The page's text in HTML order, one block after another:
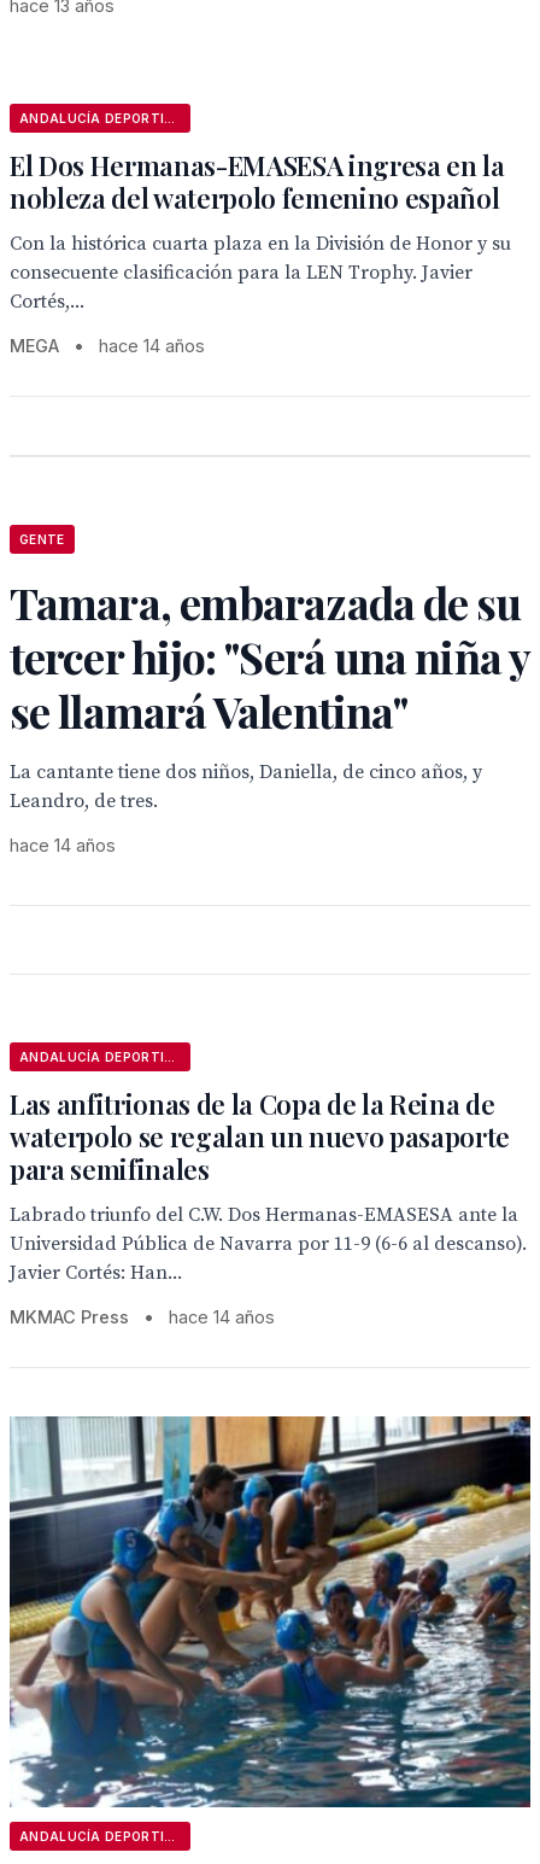
hace 13 años
El Dos Hermanas-EMASESA ingresa en la
nobleza del waterpolo femenino español
Con la histórica cuarta plaza en la División de Honor y su
consecuente clasificación para la LEN Trophy. Javier
Cortés,...
MEGA • hace 14 años
GENTE
Tamara, embarazada de su
tercer hijo: "Será una niña y
se llamará Valentina"
La cantante tiene dos niños, Daniella, de cinco años, y
Leandro, de tres.
hace 14 años
Las anfitrionas de la Copa de la Reina de
waterpolo se regalan un nuevo pasaporte
para semifinales
Labrado triunfo del C.W. Dos Hermanas-EMASESA ante la
Universidad Pública de Navarra por 11-9 (6-6 al descanso).
Javier Cortés: Han...
MKMAC Press • hace 14 años